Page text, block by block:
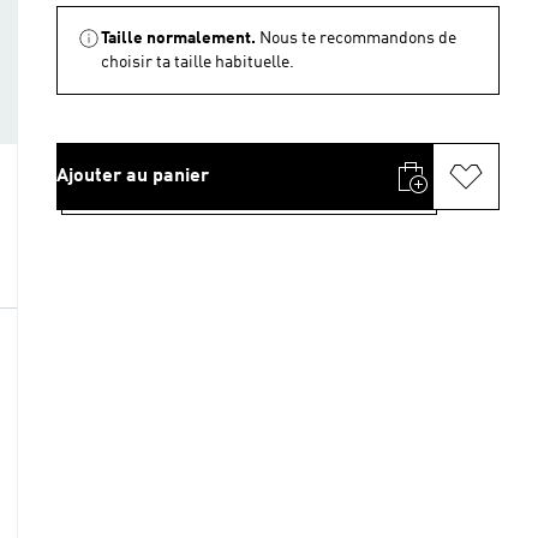
Taille normalement. Nous te recommandons de
choisir ta taille habituelle.
Ajouter au panier